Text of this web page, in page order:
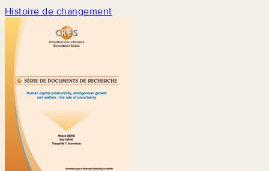
Histoire de changement